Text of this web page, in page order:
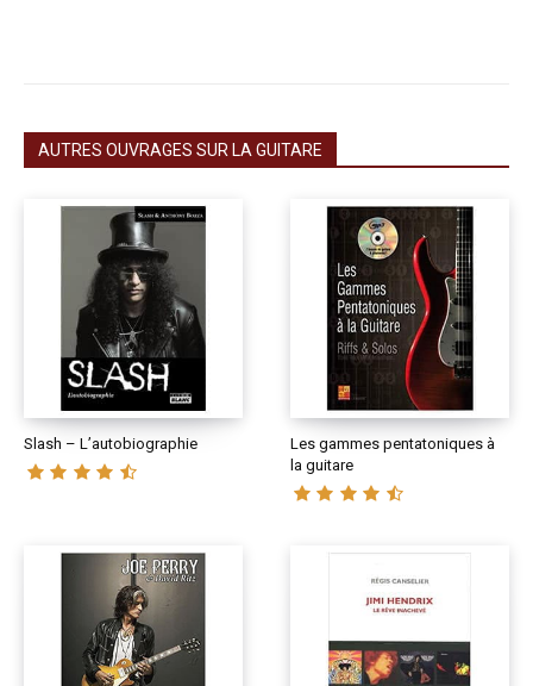
AUTRES OUVRAGES SUR LA GUITARE
Slash – L’autobiographie
Les gammes pentatoniques à
la guitare